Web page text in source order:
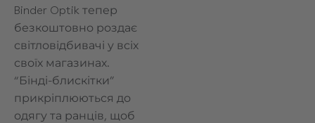
Binder Optik тепер
безкоштовно роздає
світловідбивачі у всіх
своїх магазинах.
“Бінді-блискітки”
прикріплюються до
одягу та ранців, щоб